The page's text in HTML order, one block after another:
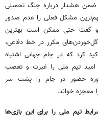
هشدار درباره جنگ تحمیلی
مهم‌ترین مشکل فعلی را عدم صدور
و گفت حتی ممکن است بهترین
گل‌خوردن‌های مکرر در خط دفاعی،
کرد که در جام جهانی اشتباه
امید تیم ملی را غیرت و تعصب
دوره حضور در جام را پشت سر
معجزه خواند.
تیم ملی را برای این بازی‌ها